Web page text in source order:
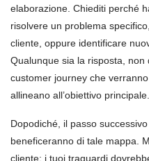
elaborazione. Chiediti perché
risolvere un problema
cliente, oppure identificare
Qualunque sia la risposta,
customer journey che
allineano all’obiettivo principale.
Dopodiché, il passo
beneficeranno di tale mappa.
cliente: i tuoi traguardi